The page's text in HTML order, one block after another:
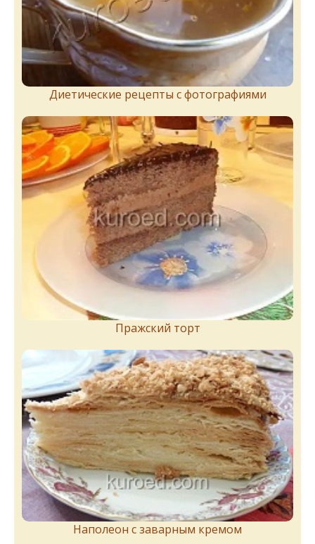
Диетические рецепты с фотографиями
Пражский торт
Наполеон с заварным кремом